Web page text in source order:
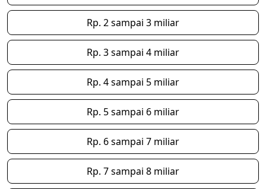
Rp. 2 sampai 3 miliar
Rp. 3 sampai 4 miliar
Rp. 4 sampai 5 miliar
Rp. 5 sampai 6 miliar
Rp. 6 sampai 7 miliar
Rp. 7 sampai 8 miliar